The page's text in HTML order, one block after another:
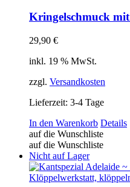
Kringelschmuck mit
29,90 €
inkl. 19 % MwSt.
zzgl. Versandkosten
Lieferzeit: 3-4 Tage
In den Warenkorb Details
auf die Wunschliste
auf die Wunschliste
Nicht auf Lager